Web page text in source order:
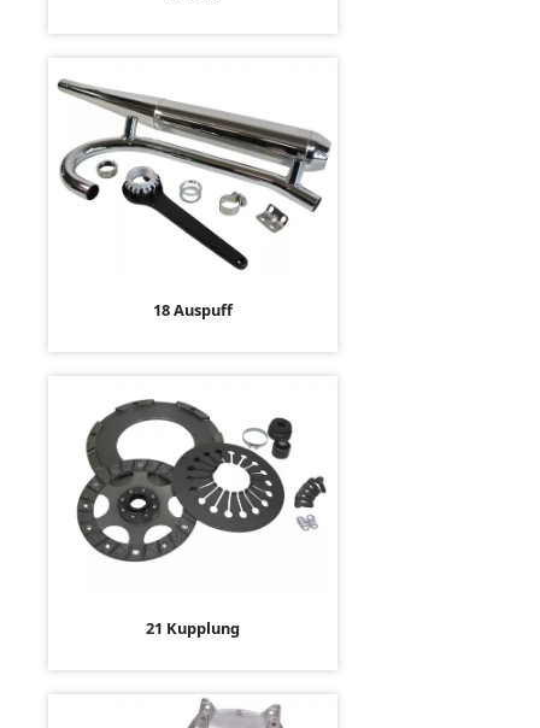
18 Auspuff
21 Kupplung